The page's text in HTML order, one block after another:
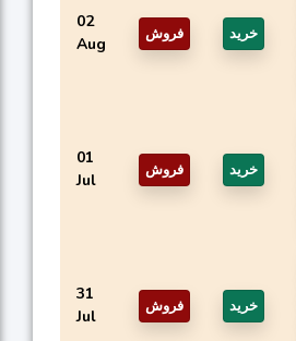
02
Aug
فروش خرید
01
Jul
فروش خرید
31
Jul
فروش خرید